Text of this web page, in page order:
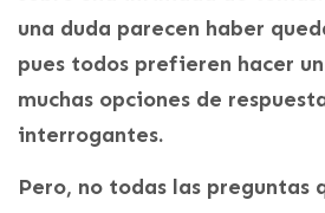
una duda parecen haber
pues todos prefieren hacer
muchas opciones de
interrogantes.
Pero, no todas las preguntas